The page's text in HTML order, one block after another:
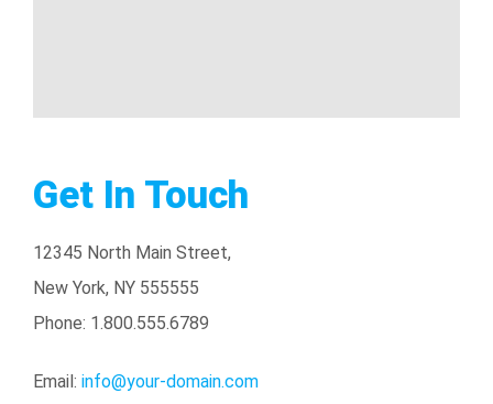
Get In Touch
12345 North Main Street,
New York, NY 555555
Phone: 1.800.555.6789
Email: info@your-domain.com